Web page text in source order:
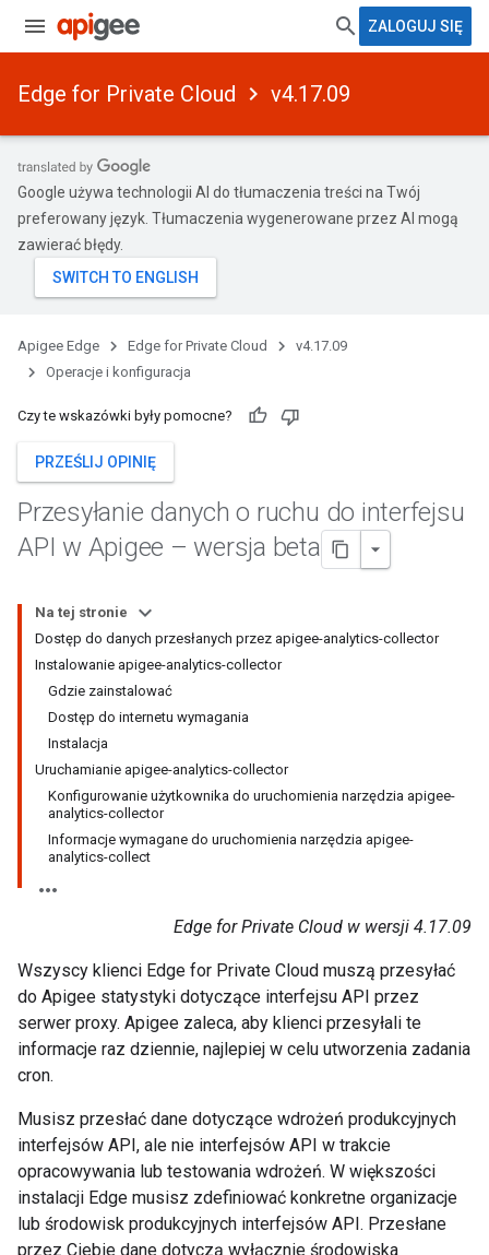
ZALOGUJ SIĘ
Edge for Private Cloud v4.17.09
Google używa technologii AI do tłumaczenia treści na Twój
preferowany język. Tłumaczenia wygenerowane przez AI mogą
zawierać błędy.
Apigee Edge Edge for Private Cloud
v4.17.09
Operacje i konfiguracja
Czy te wskazówki były pomocne?
PRZEŚLIJ OPINIĘ
Przesyłanie danych o ruchu do interfejsu
API w Apigee – wersja beta
Na tej stronie
Dostęp do danych przesłanych przez apigee-analytics-collector
Instalowanie apigee-analytics-collector
Gdzie zainstalować
Dostęp do internetu wymagania
Instalacja
Uruchamianie apigee-analytics-collector
Konfigurowanie użytkownika do uruchomienia narzędzia apigee-
analytics-collector
Informacje wymagane do uruchomienia narzędzia apigee-
analytics-collect
Edge for Private Cloud w wersji 4.17.09
Wszyscy klienci Edge for Private Cloud muszą przesyłać
do Apigee statystyki dotyczące interfejsu API przez
serwer proxy. Apigee zaleca, aby klienci przesyłali te
informacje raz dziennie, najlepiej w celu utworzenia zadania
cron.
Musisz przesłać dane dotyczące wdrożeń produkcyjnych
interfejsów API, ale nie interfejsów API w trakcie
opracowywania lub testowania wdrożeń. W większości
instalacji Edge musisz zdefiniować konkretne organizacje
lub środowisk produkcyjnych interfejsów API. Przesłane
przez Ciebie dane dotyczą wyłącznie środowiska